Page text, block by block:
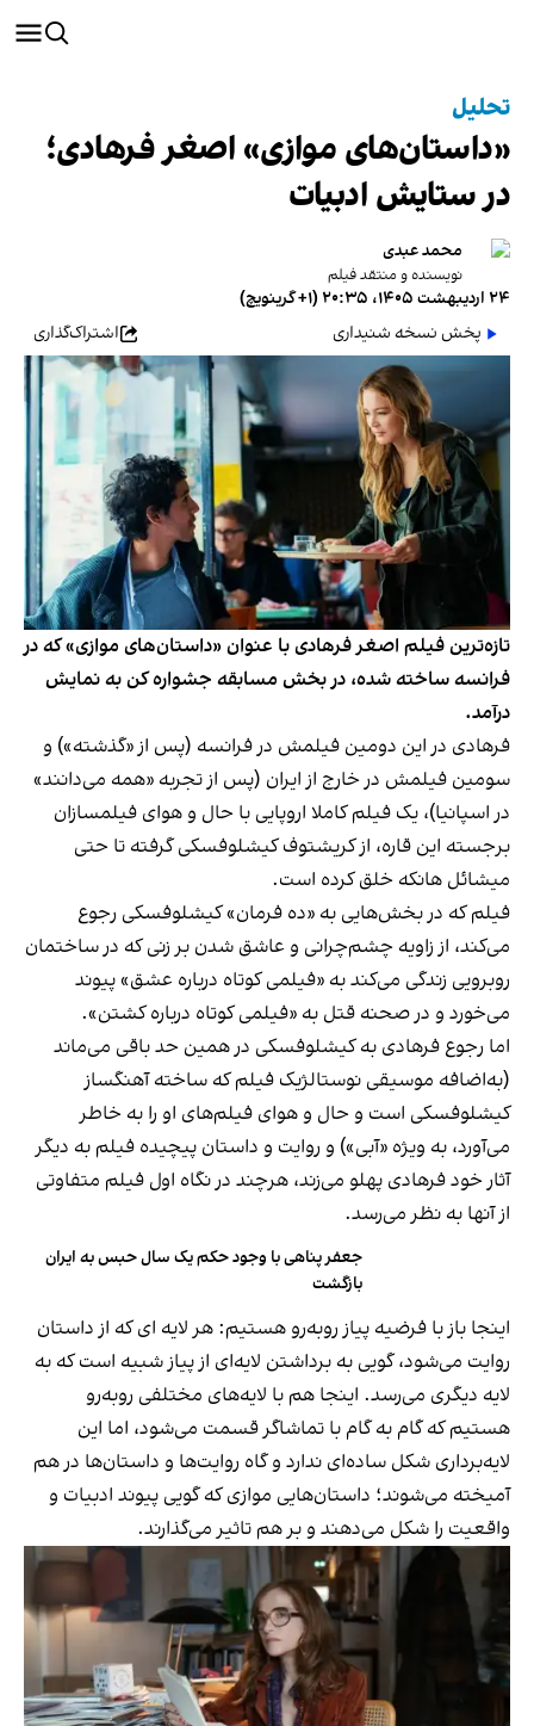
تحلیل
«داستان‌های موازی» اصغر فرهادی؛
در ستایش ادبیات
محمد عبدی
نویسنده و منتقد فیلم
۲۴ اردیبهشت ۱۴۰۵، ۲۰:۳۵ (‎+۱ گرینویچ)
پخش نسخه شنیداری
اشتراک‌گذاری
تازه‌ترین فیلم اصغر فرهادی با عنوان «داستان‌های موازی» که در
فرانسه ساخته شده، در بخش مسابقه جشواره کن به نمایش
درآمد.
فرهادی در این دومین فیلمش در فرانسه (پس از «گذشته») و
سومین فیلمش در خارج از ایران (پس از تجربه «همه می‌دانند»
در اسپانیا)، یک فیلم کاملا اروپایی با حال و هوای فیلمسازان
برجسته این قاره، از کریشتوف کیشلوفسکی گرفته تا حتی
میشائل هانکه خلق کرده است.
فیلم که در بخش‌هایی به «ده فرمان» کیشلوفسکی رجوع
می‌کند، از زاویه چشم‌چرانی و عاشق شدن بر زنی که در ساختمان
روبرویی زندگی می‌کند به «فیلمی کوتاه درباره عشق» پیوند
می‌خورد و در صحنه قتل به «فیلمی کوتاه درباره کشتن».
اما رجوع فرهادی به کیشلوفسکی در همین حد باقی می‌ماند
(به‌اضافه موسیقی نوستالژیک فیلم که ساخته آهنگساز
کیشلوفسکی است و حال و هوای فیلم‌های او را به خاطر
می‌آورد، به ویژه «آبی») و روایت و داستان پیچیده فیلم به دیگر
آثار خود فرهادی پهلو می‌زند، هرچند در نگاه اول فیلم متفاوتی
از آنها به نظر می‌رسد.
جعفر پناهی با وجود حکم یک سال حبس به ایران
بازگشت
اینجا باز با فرضیه پیاز روبه‌رو هستیم: هر لایه ای که از داستان
روایت می‌شود، گویی به برداشتن لایه‌ای از پیاز شبیه است که به
لایه دیگری می‌رسد. اینجا هم با لایه‌های مختلفی روبه‌رو
هستیم که گام به گام با تماشاگر قسمت می‌شود، اما این
لایه‌برداری شکل ساده‌ای ندارد و گاه روایت‌ها و داستان‌ها در هم
آمیخته می‌شوند؛ داستان‌هایی موازی که گویی پیوند ادبیات و
واقعیت را شکل می‌دهند و بر هم تاثیر می‌گذارند.